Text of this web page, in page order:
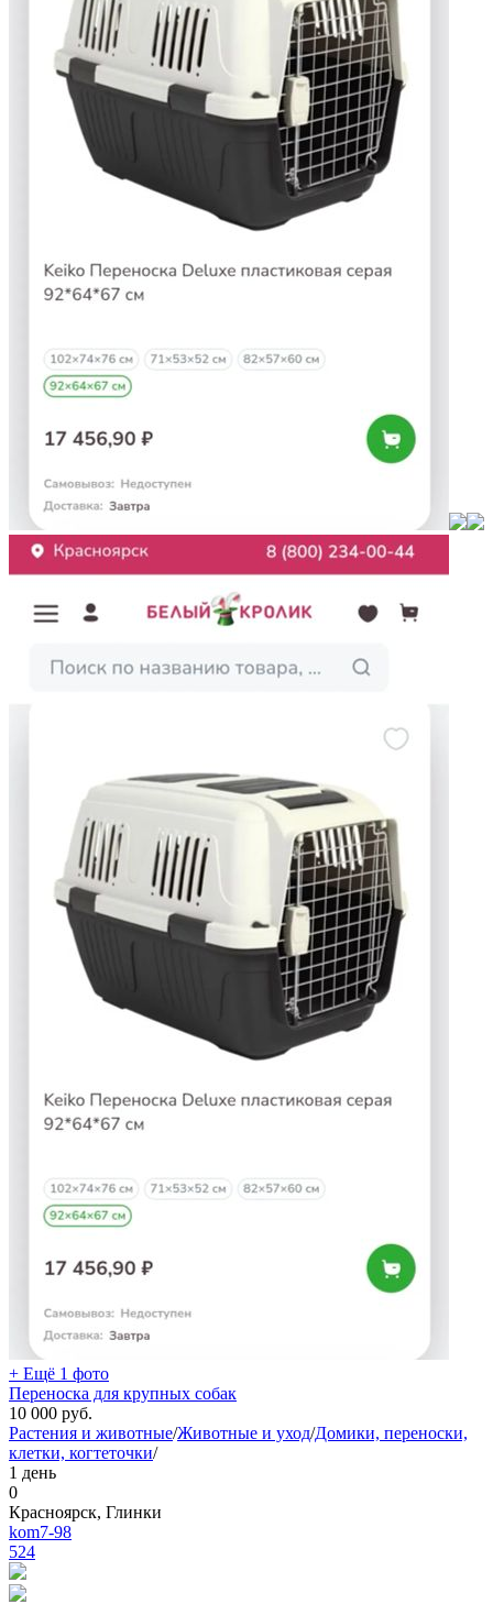
+ Ещё 1 фото
Переноска для крупных собак
10 000 руб.
Растения и животные/Животные и уход/Домики, переноски,
клетки, когтеточки/
1 день
0
Красноярск, Глинки
kom7-98
524